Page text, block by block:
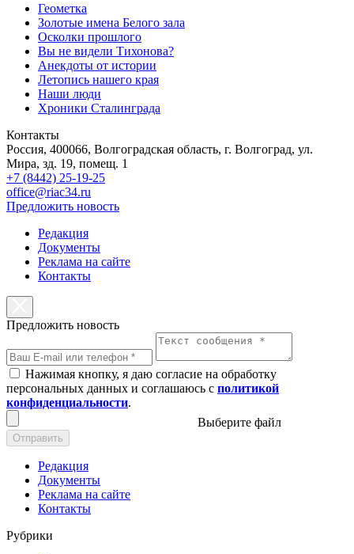
Геометка
Золотые имена Белого зала
Осколки прошлого
Вы не видели Тихонова?
Анекдоты от истории
Летопись нашего края
Наши люди
Хроники Сталинграда
Контакты
Россия, 400066, Волгоградская область, г. Волгоград, ул.
Мира, зд. 19, помещ. 1
+7 (8442) 25-19-25
office@riac34.ru
Предложить новость
Редакция
Документы
Реклама на сайте
Контакты
Предложить новость
Нажимая кнопку, я даю согласие на обработку
персональных данных и соглашаюсь с политикой
конфиденциальности.
Выберите файл
Отправить
Редакция
Документы
Реклама на сайте
Контакты
Рубрики